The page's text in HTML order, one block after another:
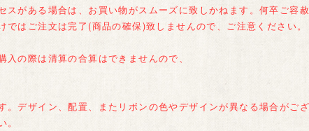
スがある場合は、お買い物がスムーズに致しかねます。何卒ご容赦
ではご注文は完了(商品の確保)致しませんので、ご注意ください。
入の際は清算の合算はできませんので、
。デザイン、配置、またリボンの色やデザインが異なる場合がご